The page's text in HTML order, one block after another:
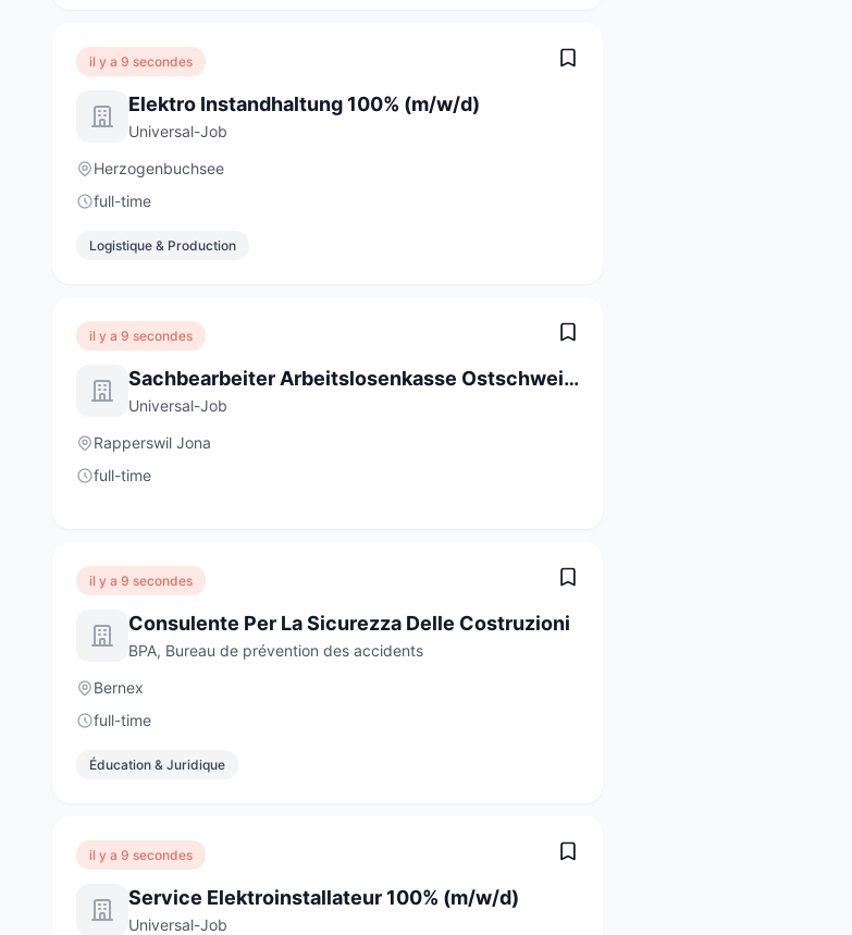
il y a 9 secondes
Elektro Instandhaltung 100% (m/w/d)
Universal-Job
Herzogenbuchsee
full-time
Logistique & Production
il y a 9 secondes
Sachbearbeiter Arbeitslosenkasse Ostschweiz 80 - 100% (m/w/d)
Universal-Job
Rapperswil Jona
full-time
il y a 9 secondes
Consulente Per La Sicurezza Delle Costruzioni
BPA, Bureau de prévention des accidents
Bernex
full-time
Éducation & Juridique
il y a 9 secondes
Service Elektro­installateur 100% (m/w/d)
Universal-Job